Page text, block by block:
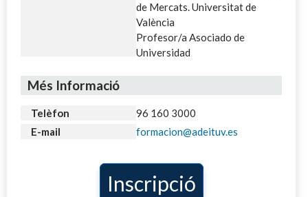
de Mercats. Universitat de
València
Profesor/a Asociado de
Universidad
Més Informació
Telèfon
96 160 3000
E-mail
formacion@adeituv.es
Inscripció